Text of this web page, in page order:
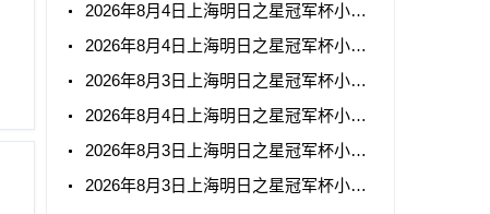
2026年8月4日上海明日之星冠军杯小组赛托特纳姆热刺U17vs上海U17全场录像回放
2026年8月4日上海明日之星冠军杯小组赛葡萄牙体育U17vs河床U17全场录像回放
2026年8月3日上海明日之星冠军杯小组赛中国男足U17vs阿森纳U17全场录像回放
2026年8月4日上海明日之星冠军杯小组赛毕尔巴鄂竞技U17vs中国男足U17全场录像回放
2026年8月3日上海明日之星冠军杯小组赛上海U17vs葡萄牙体育U17全场录像回放
2026年8月3日上海明日之星冠军杯小组赛托特纳姆热刺U17vs河床U17全场录像回放